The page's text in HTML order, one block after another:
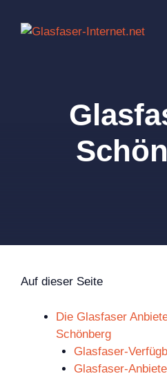
Inhalt
Auf dieser Seite
Die Glasfaser
Schönberg
Glasfaser-
Glasfaser-